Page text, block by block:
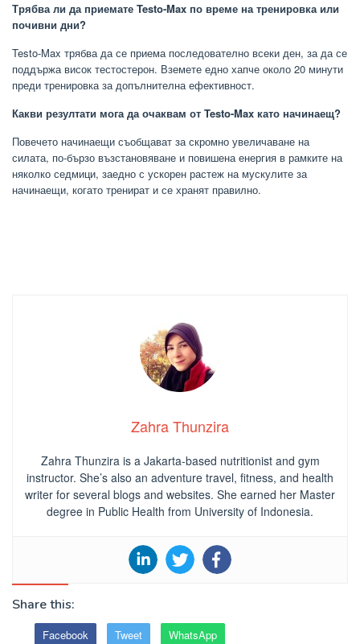
Трябва ли да приемате Testo-Max по време на тренировка или
почивни дни?
Testo-Max трябва да се приема последователно всеки ден, за да се
поддържа висок тестостерон. Вземете едно хапче около 20 минути
преди тренировка за допълнителна ефективност.
Какви резултати мога да очаквам от Testo-Max като начинаещ?
Повечето начинаещи съобщават за скромно увеличаване на
силата, по-бързо възстановяване и повишена енергия в рамките на
няколко седмици, заедно с ускорен растеж на мускулите за
начинаещи, когато тренират и се хранят правилно.
Zahra Thunzira
Zahra Thunzira is a Jakarta-based nutritionist and gym
instructor. She’s also an adventure travel, fitness, and health
writer for several blogs and websites. She earned her Master
degree in Public Health from University of Indonesia.
Share this:
Facebook Tweet WhatsApp